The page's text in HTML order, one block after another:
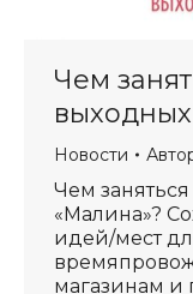
Чем
Новости
Чем
«Малина»?
идей/мест
магазинам и